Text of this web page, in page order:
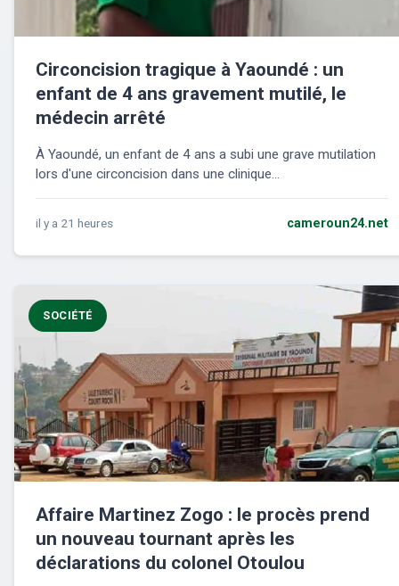
Circoncision tragique à Yaoundé : un
enfant de 4 ans gravement mutilé, le
médecin arrêté
À Yaoundé, un enfant de 4 ans a subi une grave mutilation
lors d'une circoncision dans une clinique...
il y a 21 heures cameroun24.net
SOCIÉTÉ
Affaire Martinez Zogo : le procès prend
un nouveau tournant après les
déclarations du colonel Otoulou